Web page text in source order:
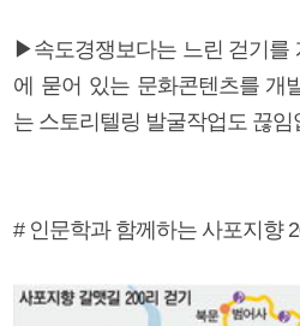
▶속도경쟁보다는 느린 걷기를
에 묻어 있는 문화콘텐츠를 개
는 스토리텔링 발굴작업도 끊
# 인문학과 함께하는 사포지향